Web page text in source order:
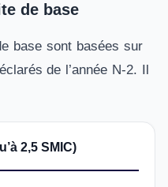
de base
base sont basées sur
de l’année N-2. Il
2,5 SMIC)